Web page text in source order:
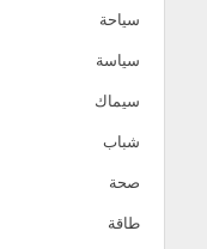
سياحة
سياسة
سيماك
شباب
صحة
طاقة